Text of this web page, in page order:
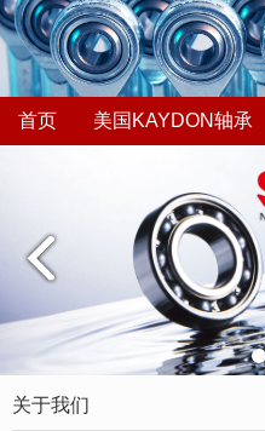
首页 美国KAYDON轴承
关于我们